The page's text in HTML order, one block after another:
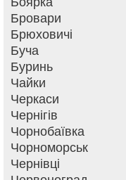
Бровари
Брюховичі
Буча
Буринь
Чайки
Черкаси
Чернігів
Чорнобаївка
Чорноморськ
Чернівці